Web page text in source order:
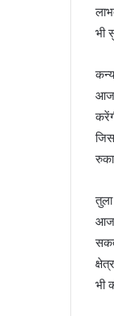
भी
आज
तुला
आज
भी